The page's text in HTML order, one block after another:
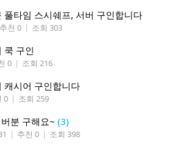
풀타임 스시쉐프, 서버 구인합니다
추천 0 | 조회 303
쿡 구인
0 | 조회 216
캐시어 구인합니다
0 | 조회 259
분 구해요~ (3)
| 추천 0 | 조회 398